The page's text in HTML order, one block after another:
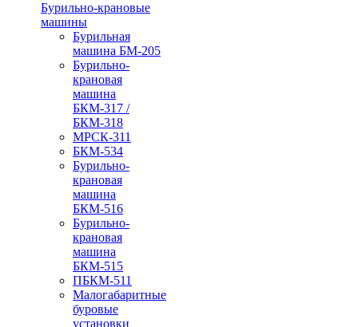
Бурильно-крановые
машины
Бурильная
машина БМ-205
Бурильно-
крановая
машина
БКМ-317 /
БКМ-318
МРСК-311
БКМ-534
Бурильно-
крановая
машина
БКМ-516
Бурильно-
крановая
машина
БКМ-515
ПБКМ-511
Малогабаритные
буровые
установки